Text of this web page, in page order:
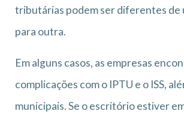
tributárias podem ser diferentes de
para outra.
Em alguns casos, as empresas
complicações com o IPTU e o ISS,
municipais. Se o escritório estiver